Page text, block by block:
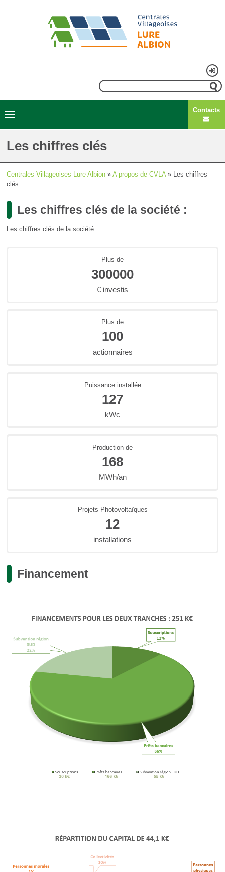
Rechercher
compte
de
l'utilisateur
Navigation
principale
menu
Contacts
Les chiffres clés
Fil
d'Ariane
Centrales Villageoises Lure Albion A propos de CVLA
Les chiffres
clés
Les chiffres clés de la société :
Les chiffres clés de la société :
Plus de
300000
€ investis
Plus de
100
actionnaires
Puissance installée
127
kWc
Production de
168
MWh/an
Projets Photovoltaïques
12
installations
Financement